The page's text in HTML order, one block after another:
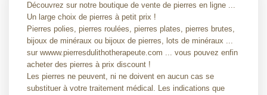
Découvrez sur notre boutique de vente de pierres en ligne ...
Un large choix de pierres à petit prix !
Pierres polies, pierres roulées, pierres plates, pierres brutes,
bijoux de minéraux ou bijoux de pierres, lots de minéraux ...
sur wwww.pierresdulithotherapeute.com ... vous pouvez enfin
acheter des pierres à prix discount !
Les pierres ne peuvent, ni ne doivent en aucun cas se
substituer à votre traitement médical. Les indications que